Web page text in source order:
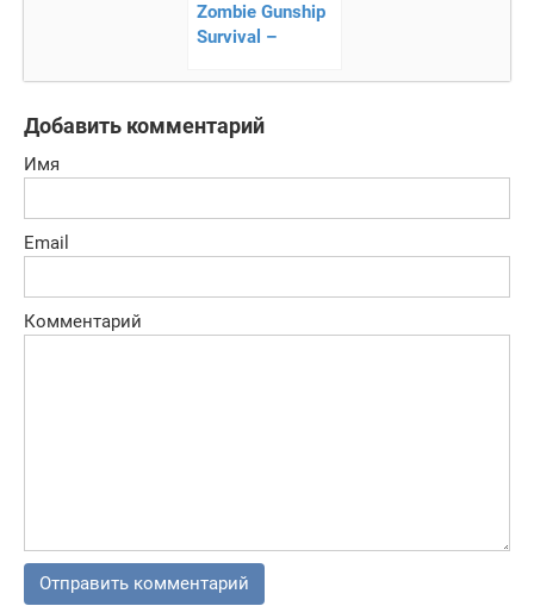
Zombie Gunship
Survival –
зомби с
воздуха!
Добавить комментарий
Имя
Email
Комментарий